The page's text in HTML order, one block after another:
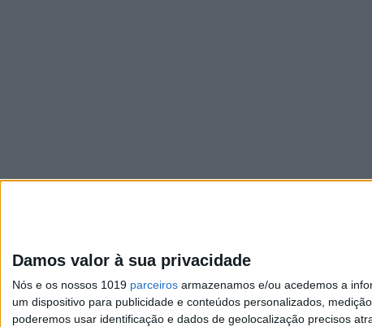
Damos valor à sua privacidade
Nós e os nossos 1019 parceiros armazenamos e/ou acedemos a
um dispositivo para publicidade e conteúdos personalizados,
poderemos usar identificação e dados de geolocalização precisos